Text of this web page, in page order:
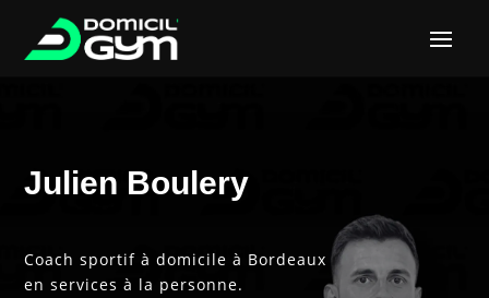
Julien Boulery
Coach sportif à domicile à Bordeaux
en services à la personne.